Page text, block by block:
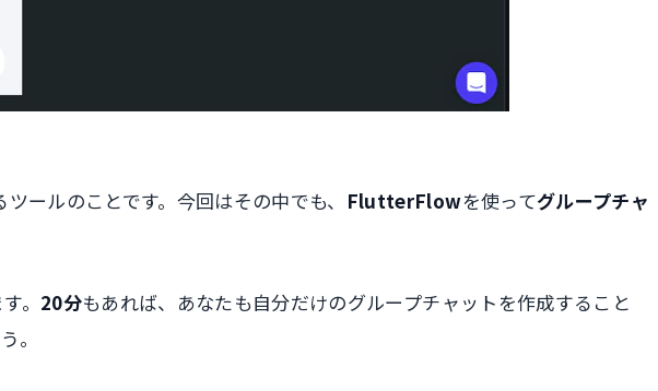
ールのことです。今回はその中でも、 FlutterFlowを使ってグループチャ
。 20分もあれば、あなたも自分だけのグループチャットを作成すること
。